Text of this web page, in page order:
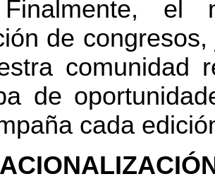
de
comunidad
de
cada